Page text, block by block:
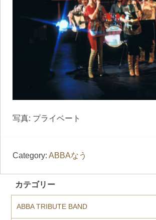
写真: プライベート
Category: ABBAなう
カテゴリー
ABBA TRIBUTE BAND